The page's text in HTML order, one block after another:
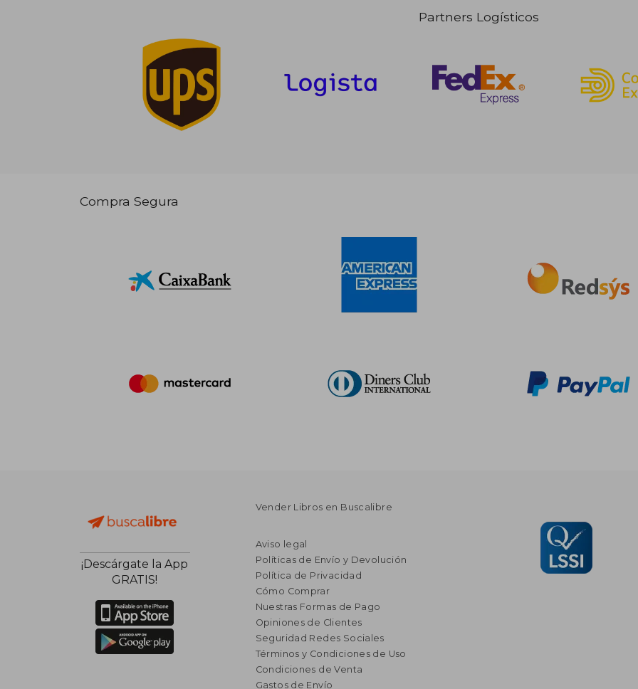
Partners Logísticos
Compra Segura
¡Descárgate la App
GRATIS!
Vender Libros en Buscalibre
Aviso legal
Políticas de Envío y Devolución
Política de Privacidad
Cómo Comprar
Nuestras Formas de Pago
Opiniones de Clientes
Seguridad Redes Sociales
Términos y Condiciones de Uso
Condiciones de Venta
Gastos de Envío